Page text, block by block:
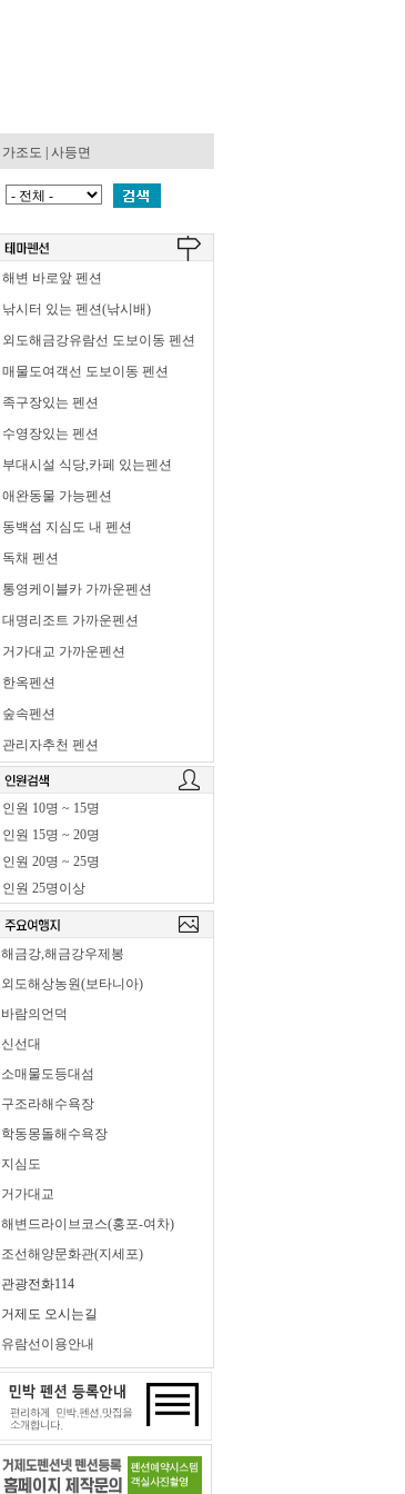
가조도 사등면
해변 바로앞 펜션
낚시터 있는 펜션(낚시배)
외도해금강유람선 도보이동 펜션
매물도여객선 도보이동 펜션
족구장있는 펜션
수영장있는 펜션
부대시설 식당,카페 있는펜션
애완동물 가능펜션
동백섬 지심도 내 펜션
독채 펜션
통영케이블카 가까운펜션
대명리조트 가까운펜션
거가대교 가까운펜션
한옥펜션
숲속펜션
관리자추천 펜션
인원 10명 ~ 15명
인원 15명 ~ 20명
인원 20명 ~ 25명
인원 25명이상
해금강,해금강우제봉
외도해상농원(보타니아)
바람의언덕
신선대
소매물도등대섬
구조라해수욕장
학동몽돌해수욕장
지심도
거가대교
해변드라이브코스(홍포-여차)
조선해양문화관(지세포)
관광전화114
거제도 오시는길
유람선이용안내